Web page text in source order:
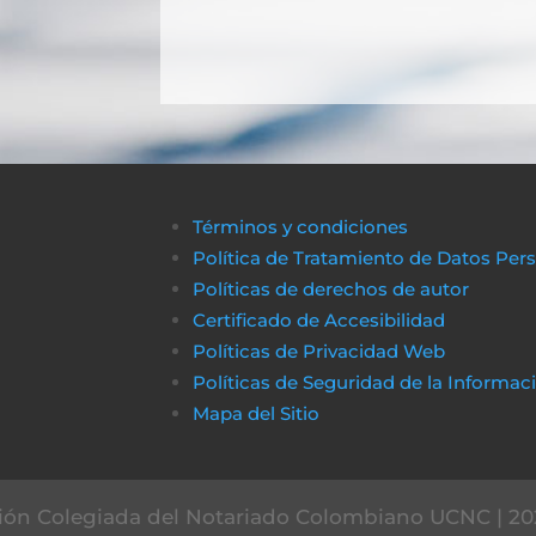
Términos y condiciones
Política de Tratamiento de Datos
Políticas de derechos de autor
Certificado de Accesibilidad
Políticas de Privacidad Web
Políticas de Seguridad de la
Mapa del Sitio
Colegiada del Notariado Colombiano UCNC |